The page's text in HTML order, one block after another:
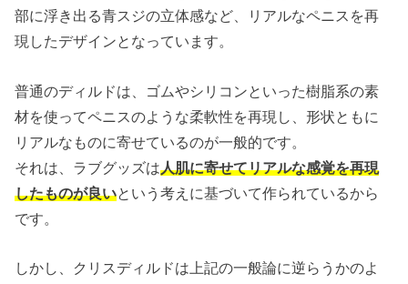
部に浮き出る青スジの立体感など、リアルなペニスを再
現したデザインとなっています。
普通のディルドは、ゴムやシリコンといった樹脂系の素
材を使ってペニスのような柔軟性を再現し、形状ともに
リアルなものに寄せているのが一般的です。
それは、ラブグッズは人肌に寄せてリアルな感覚を再現
したものが良いという考えに基づいて作られているから
です。
しかし、クリスディルドは上記の一般論に逆らうかのよ